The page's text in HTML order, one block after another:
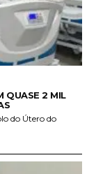
QUASE 2 MIL
do Útero do